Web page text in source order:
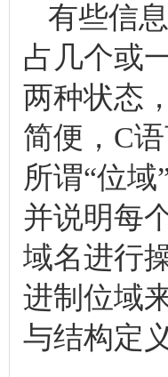
有些信
占几个或
两种状态
简便，C
所谓“位
并说明每
域名进行
进制位域
与结构定